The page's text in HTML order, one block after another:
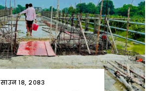
साउन १८, २०८३